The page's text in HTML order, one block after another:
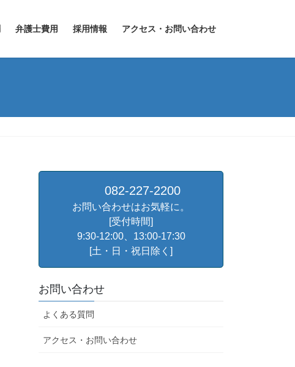
弁護士費用 採用情報 アクセス・お問い合わせ
082-227-2200
お問い合わせはお気軽に。
[受付時間]
9:30-12:00、13:00-17:30
[土・日・祝日除く]
お問い合わせ
よくある質問
アクセス・お問い合わせ